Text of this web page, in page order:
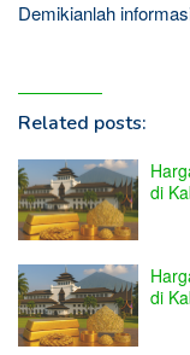
Demikianlah
Related posts:
di
di